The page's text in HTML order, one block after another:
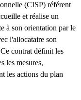
(CISP) référent
et réalise un
à son orientation par le
l'allocataire son
contrat définit les
les mesures,
les actions du plan